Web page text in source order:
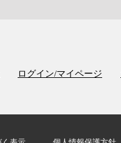
ログイン/マイページ